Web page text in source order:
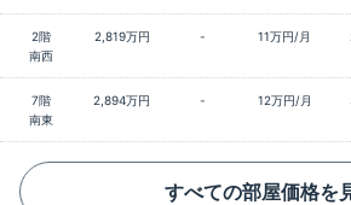
2階 2,819万円 - 11万円/月
南西
7階 2,894万円 - 12万円/月
南東
すべての部屋価格を